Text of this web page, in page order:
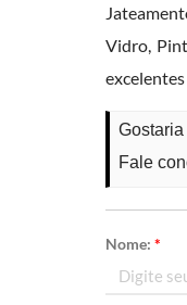
Vidro,
Fale
Nome:*